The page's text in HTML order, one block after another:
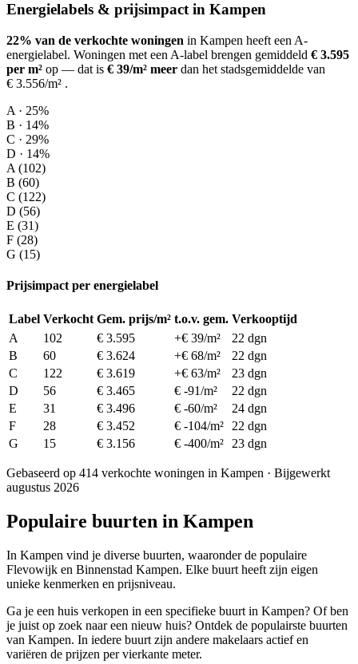
Energielabels & prijsimpact in Kampen
22% van de verkochte woningen in Kampen heeft een A-
energielabel. Woningen met een A-label brengen gemiddeld € 3.595
per m² op — dat is € 39/m² meer dan het stadsgemiddelde van
€ 3.556/m² .
A · 25%
B · 14%
C · 29%
D · 14%
A (102)
B (60)
C (122)
D (56)
E (31)
F (28)
G (15)
Prijsimpact per energielabel
Label Verkocht Gem. prijs/m² t.o.v. gem. Verkooptijd
A
102 € 3.595 +€ 39/m²
22 dgn
B
60 € 3.624 +€ 68/m²
22 dgn
C
122 € 3.619 +€ 63/m²
23 dgn
D
56 € 3.465 € -91/m²
22 dgn
E
31 € 3.496 € -60/m²
24 dgn
F
28 € 3.452 € -104/m²
22 dgn
G
15 € 3.156 € -400/m² 23 dgn
Gebaseerd op 414 verkochte woningen in Kampen · Bijgewerkt
augustus 2026
Populaire buurten in Kampen
In Kampen vind je diverse buurten, waaronder de populaire
Flevowijk en Binnenstad Kampen. Elke buurt heeft zijn eigen
unieke kenmerken en prijsniveau.
Ga je een huis verkopen in een specifieke buurt in Kampen? Of ben
je juist op zoek naar een nieuw huis? Ontdek de populairste buurten
van Kampen. In iedere buurt zijn andere makelaars actief en
variëren de prijzen per vierkante meter.